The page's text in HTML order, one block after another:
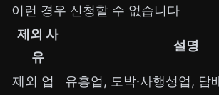
이런 경우 신청할 수 없습니다
제외 사
유
설명
제외 업
유흥업, 도박·사행성업, 담